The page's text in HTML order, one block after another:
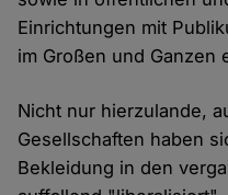
Einrichtungen mit
im Großen und Ganzen
Nicht nur hierzulande,
Gesellschaften haben
Bekleidung in den